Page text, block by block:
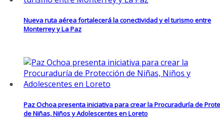
Nueva ruta aérea fortalecerá la conectividad y el turismo entre
Monterrey y La Paz
Paz Ochoa presenta iniciativa para crear la Procuraduría de
de Niñas, Niños y Adolescentes en Loreto